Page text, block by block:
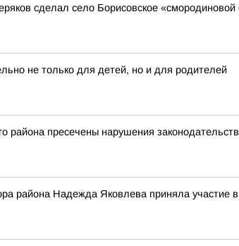
сделал село Борисовское «смородиновой
не только для детей, но и для родителей
района пресечены нарушения
района Надежда Яковлева приняла участие